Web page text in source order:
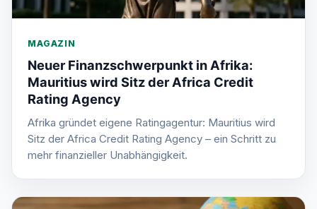
MAGAZIN
Neuer Finanzschwerpunkt in Afrika:
Mauritius wird Sitz der Africa Credit
Rating Agency
Afrika gründet eigene Ratingagentur: Mauritius wird
Sitz der Africa Credit Rating Agency – ein Schritt zu
mehr finanzieller Unabhängigkeit.